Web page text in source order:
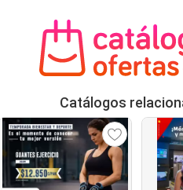
Catálogos